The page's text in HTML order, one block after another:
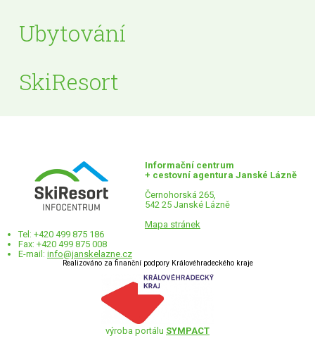
Ubytování
SkiResort
Informační centrum
+ cestovní agentura Janské Lázně
Černohorská 265,
542 25 Janské Lázně
Mapa stránek
Tel: +420 499 875 186
Fax: +420 499 875 008
E-mail: info@janskelazne.cz
Realizováno za finanční podpory Královéhradeckého kraje
výroba portálu SYMPACT